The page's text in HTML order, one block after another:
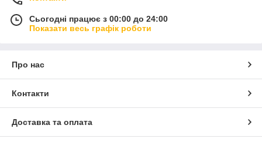
Сьогодні працює з 00:00 до 24:00
Показати весь графік роботи
Про нас
Контакти
Доставка та оплата